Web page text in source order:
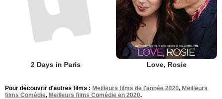
2 Days in Paris Love, Rosie
Pour découvrir d'autres films : Meilleurs films de l'année 2020, Meilleurs
films Comédie, Meilleurs films Comédie en 2020.